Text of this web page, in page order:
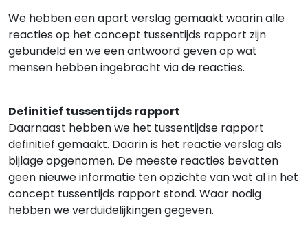
We hebben een apart verslag gemaakt waarin alle
reacties op het concept tussentijds rapport zijn
gebundeld en we een antwoord geven op wat
mensen hebben ingebracht via de reacties.
Definitief tussentijds rapport
Daarnaast hebben we het tussentijdse rapport
definitief gemaakt. Daarin is het reactie verslag als
bijlage opgenomen. De meeste reacties bevatten
geen nieuwe informatie ten opzichte van wat al in het
concept tussentijds rapport stond. Waar nodig
hebben we verduidelijkingen gegeven.